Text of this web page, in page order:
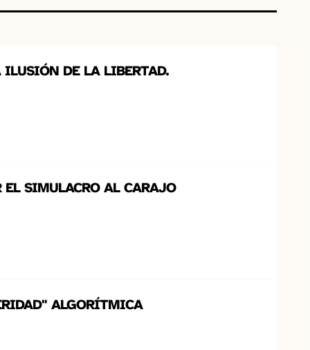
DE LA LIBERTAD.
EL SIMULACRO AL CARAJO
ALGORÍTMICA